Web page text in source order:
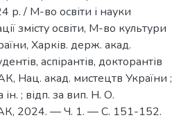
р. / М-во освіти і науки
змісту освіти, М-во культури
Харків. держ. акад.
аспірантів, докторантів
Нац. акад. мистецтв України ;
; відп. за вип. Н. О.
2024. — Ч. 1. — С. 151-152.